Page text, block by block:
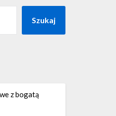
Szukaj
z bogatą